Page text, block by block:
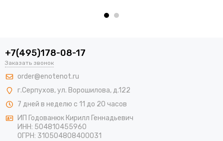
+7(495)178-08-17
Заказать звонок
order@enotenot.ru
г.Серпухов, ул. Ворошилова, д.122
7 дней в неделю с 11 до 20 часов
ИП Годованюк Кирилл Геннадьевич
ИНН: 504810455960
ОГРН: 310504808400031